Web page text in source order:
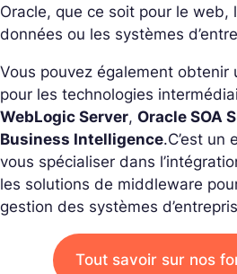
Oracle, que ce soit pour le web,
données ou les systèmes
Vous pouvez également obtenir
pour les technologies
WebLogic Server, Oracle SOA
Business Intelligence.C’est un
vous spécialiser dans
les solutions de middleware
gestion des systèmes
Tout savoir sur nos